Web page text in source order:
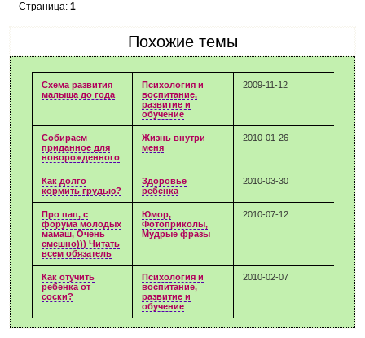
Страница:1
Похожие темы
Схема развития
малыша до года
Психология и
воспитание,
развитие и
обучение
2009-11-12
Собираем
приданное для
новорожденного
Жизнь внутри
меня
2010-01-26
Как долго
кормить грудью?
Здоровье
ребенка
2010-03-30
Про пап, с
форума молодых
мамаш, Очень
смешно))) Читать
всем обязатель
Юмор,
Фотоприколы,
Мудрые фразы
2010-07-12
Как отучить
ребенка от
соски?
Психология и
воспитание,
развитие и
обучение
2010-02-07